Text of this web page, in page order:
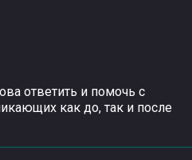
ответить и помочь с
как до, так и после